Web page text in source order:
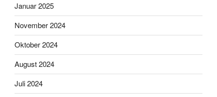
Januar 2025
November 2024
Oktober 2024
August 2024
Juli 2024